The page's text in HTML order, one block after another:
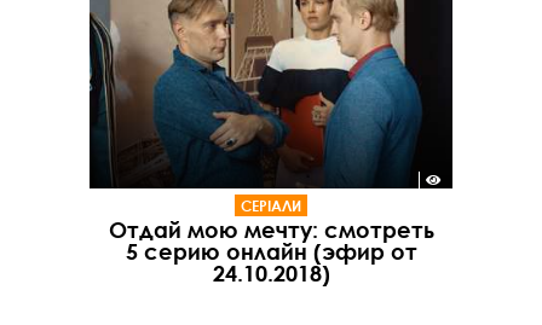
СЕРІАЛИ
Отдай мою мечту: смотреть
5 серию онлайн (эфир от
24.10.2018)